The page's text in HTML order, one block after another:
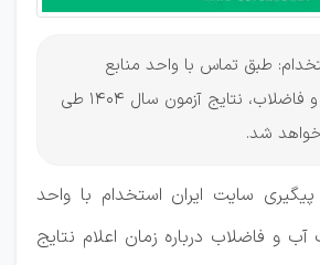
طبق تماس با واحد منابع
انسانی شرکت آب و فاضلاب، نتایج آزمون سال 1404 طی
شد.
سایت ایران استخدام با واحد
و فاضلاب درباره زمان اعلام نتایج